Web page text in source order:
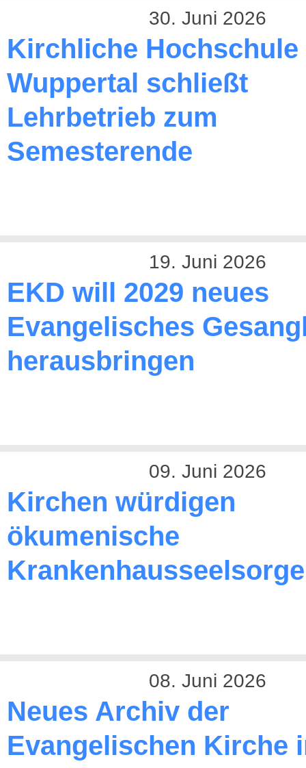
30. Juni 2026
Kirchliche Hochschule
Wuppertal schließt
Lehrbetrieb zum
Semesterende
19. Juni 2026
EKD will 2029 neues
Evangelisches
herausbringen
09. Juni 2026
Kirchen würdigen
ökumenische
Krankenhausseelsorge
08. Juni 2026
Neues Archiv der
Evangelischen Kirche